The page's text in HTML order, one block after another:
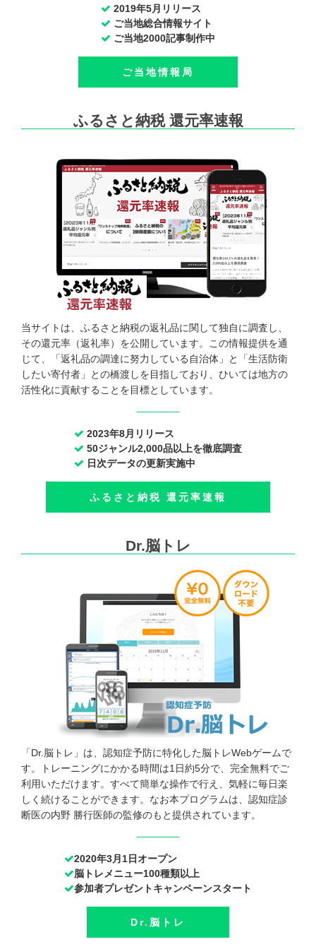
2019年5月リリース
ご当地総合情報サイト
ご当地2000記事制作中
ご当地情報局
ふるさと納税 還元率速報
当サイトは、ふるさと納税の返礼品に関して独自に調査し、
その還元率（返礼率）を公開しています。この情報提供を通
じて、「返礼品の調達に努力している自治体」と「生活防衛
したい寄付者」との橋渡しを目指しており、ひいては地方の
活性化に貢献することを目標としています。
2023年8月リリース
50ジャンル2,000品以上を徹底調査
日次データの更新実施中
ふるさと納税 還元率速報
Dr.脳トレ
「Dr.脳トレ」は、認知症予防に特化した脳トレWebゲームで
す。トレーニングにかかる時間は1日約5分で、完全無料でご
利用いただけます。すべて簡単な操作で行え、気軽に毎日楽
しく続けることができます。なお本プログラムは、認知症診
断医の内野 勝行医師の監修のもと提供されています。
2020年3月1日オープン
脳トレメニュー100種類以上
参加者プレゼントキャンペーンスタート
Dr.脳トレ